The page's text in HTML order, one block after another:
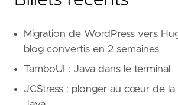
Migration de WordPress vers
blog convertis en 2 semaines
TamboUI : Java dans le terminal
JCStress : plonger au cœur de